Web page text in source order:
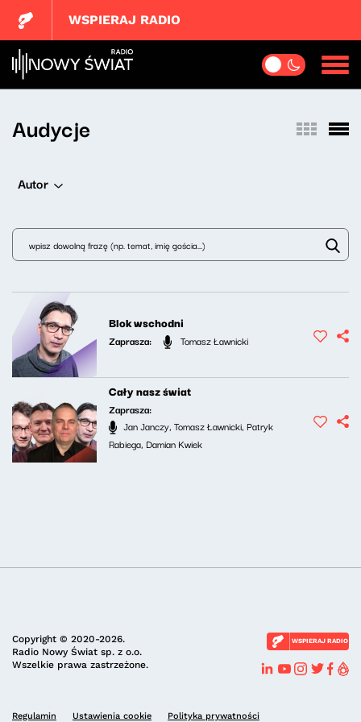
WSPIERAJ RADIO
Audycje
Autor
Blok wschodni
Zaprasza: Tomasz Ławnicki
Cały nasz świat
Zaprasza:
Jan Janczy, Tomasz Ławnicki, Patryk
Rabiega, Damian Kwiek
Copyright © 2020-2026.
Radio Nowy Świat sp. z o.o.
Wszelkie prawa zastrzeżone.
WSPIERAJ RADIO
Regulamin Ustawienia cookie Polityka prywatności